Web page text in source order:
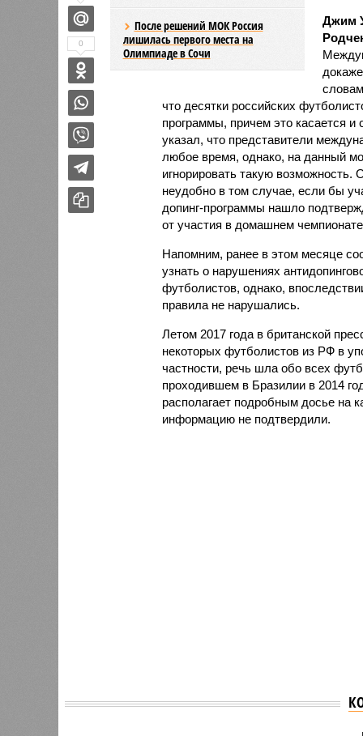
После решений МОК Россия
лишилась первого места на
Олимпиаде в Сочи
Джим
что десятки российских
программы, причем это касается
указал, что представители
любое время, однако, на данный
игнорировать такую
неудобно в том случае, если бы
допинг-программы нашло
от участия в домашнем
Напомним, ранее в этом месяце
узнать о нарушениях
футболистов, однако,
правила не нарушались.
Летом 2017 года в британской
некоторых футболистов из РФ в
частности, речь шла обо всех
проходившем в Бразилии в 2014
располагает подробным досье на
информацию не подтвердили.
0
доказательств